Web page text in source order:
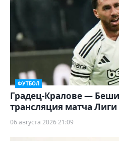
ФУТБОЛ
Градец-Кралове —
трансляция матча
06 августа 2026 21:09